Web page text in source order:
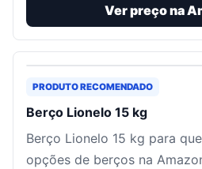
Ver preço na
PRODUTO RECOMENDADO
Berço Lionelo 15 kg
Berço Lionelo 15 kg para
opções de berços na